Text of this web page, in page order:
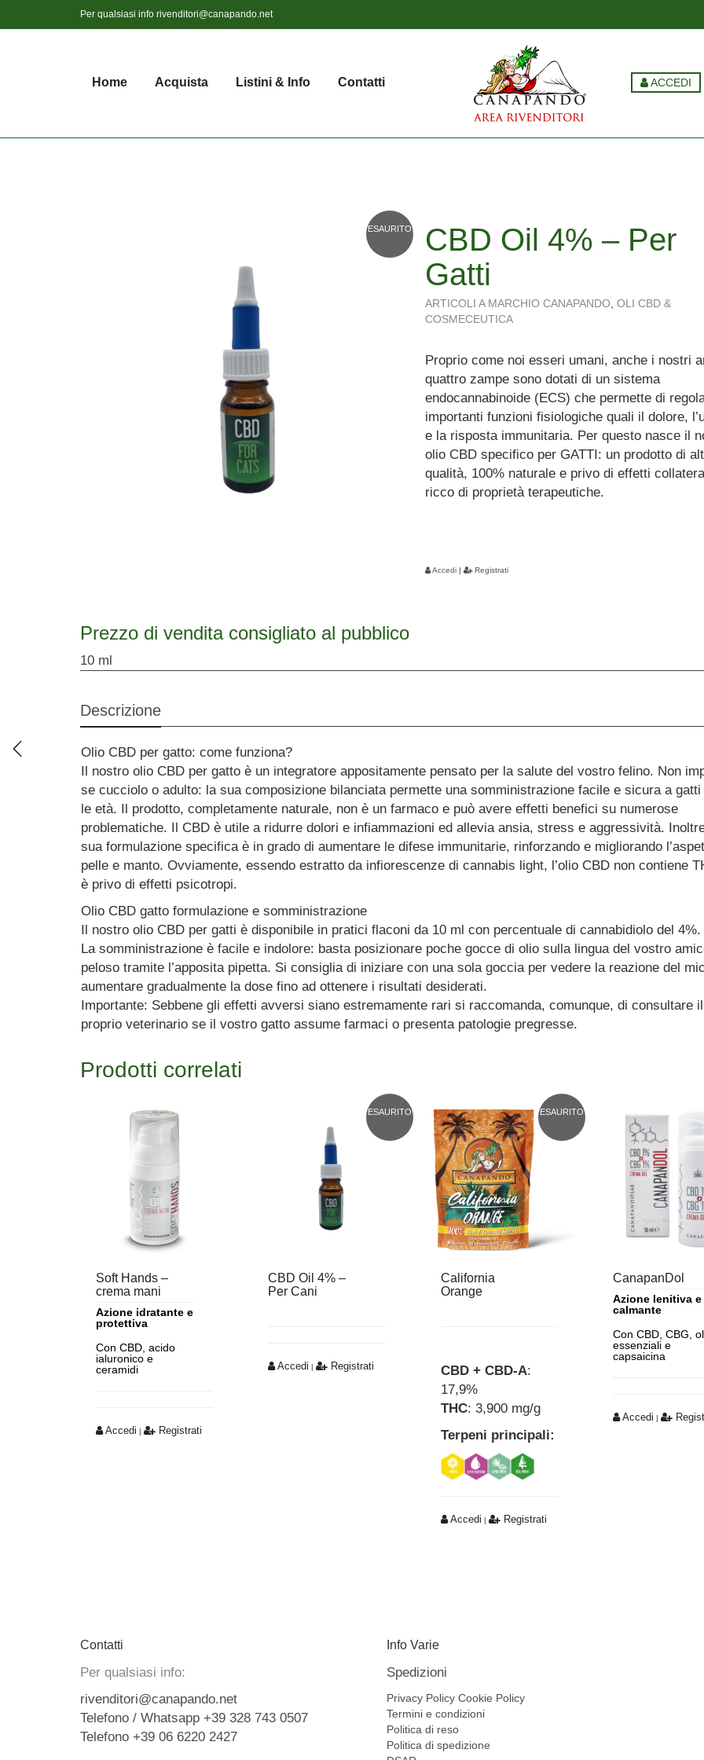
Per qualsiasi info rivenditori@canapando.net
Home Acquista Listini & Info Contatti ACCEDI
ESAURITO
CBD Oil 4% – Per
Gatti
ARTICOLI A MARCHIO CANAPANDO OLI CBD &
COSMECEUTICA
Proprio come noi esseri umani, anche i nostri
quattro zampe sono dotati di un sistema
endocannabinoide (ECS) che permette di
importanti funzioni fisiologiche quali il dolore,
e la risposta immunitaria. Per questo nasce il
olio CBD specifico per GATTI: un prodotto di
qualità, 100% naturale e privo di effetti
ricco di proprietà terapeutiche.
Accedi| Registrati
Prezzo di vendita consigliato al pubblico
10 ml
Descrizione
Olio CBD per gatto: come funziona?
Il nostro olio CBD per gatto è un integratore appositamente pensato per la salute del vostro felino. Non
se cucciolo o adulto: la sua composizione bilanciata permette una somministrazione facile e sicura a
le età. Il prodotto, completamente naturale, non è un farmaco e può avere effetti benefici su numerose
problematiche. Il CBD è utile a ridurre dolori e infiammazioni ed allevia ansia, stress e aggressività.
sua formulazione specifica è in grado di aumentare le difese immunitarie, rinforzando e migliorando
pelle e manto. Ovviamente, essendo estratto da infiorescenze di cannabis light, l’olio CBD non contiene
è privo di effetti psicotropi.
Olio CBD gatto formulazione e somministrazione
Il nostro olio CBD per gatti è disponibile in pratici flaconi da 10 ml con percentuale di cannabidiolo del 4%.
La somministrazione è facile e indolore: basta posizionare poche gocce di olio sulla lingua del vostro
peloso tramite l’apposita pipetta. Si consiglia di iniziare con una sola goccia per vedere la reazione del
aumentare gradualmente la dose fino ad ottenere i risultati desiderati.
Importante: Sebbene gli effetti avversi siano estremamente rari si raccomanda, comunque, di consultare il
proprio veterinario se il vostro gatto assume farmaci o presenta patologie pregresse.
Prodotti correlati
Soft Hands –
crema mani
Azione idratante e
protettiva
Con CBD, acido
ialuronico e
ceramidi
Accedi Registrati
ESAURITO
CBD Oil 4% –
Per Cani
Accedi | Registrati
ESAURITO
California
Orange
CBD + CBD-A:
17,9%
THC: 3,900 mg/g
Terpeni principali:
Accedi | Registrati
CanapanDol
Azione lenitiva e
calmante
Con CBD, CBG,
essenziali e
capsaicina
Accedi |
Azione lenitiva e calmante
Con CBD, CBG, oli essenziali e capsaicina
Contatti
Per qualsiasi info:
rivenditori@canapando.net
Telefono / Whatsapp +39 328 743 0507
Telefono +39 06 6220 2427
Info Varie
Spedizioni
Privacy Policy Cookie Policy
Termini e condizioni
Politica di reso
Politica di spedizione